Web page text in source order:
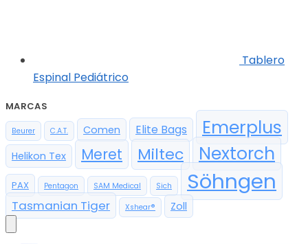
Tablero
Espinal Pediátrico
MARCAS
Beurer C.A.T. Comen Elite Bags Emerplus
Helikon Tex Meret Miltec Nextorch
PAX Pentagon SAM Medical Sich Söhngen
Tasmanian Tiger Xshear® Zoll